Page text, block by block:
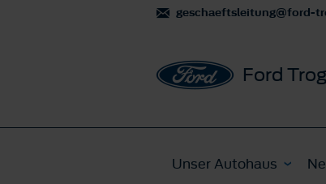
geschaeftsleitung@ford-
Ford
Unser Autohaus